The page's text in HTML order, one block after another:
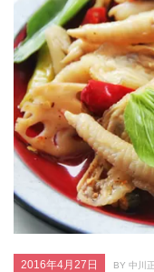
2016年4月27日 BY 中川